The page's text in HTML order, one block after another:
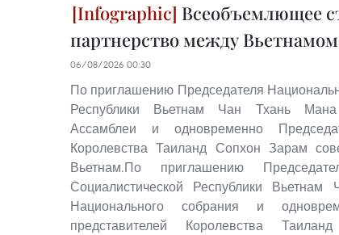
Всеобъемлющее
партнерство между
06/08/2026 00:30
По приглашению Председателя
Республики Вьетнам Чан Тхань Мана
Ассамблеи и одновременно
Королевства Таиланд Сопхон Зарам
Вьетнам.По приглашению
Социалистической Республики
Национального собрания и
представителей Королевства